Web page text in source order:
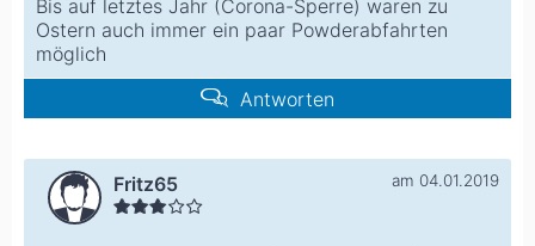
Bis auf letztes Jahr (Corona-Sperre) waren zu
Ostern auch immer ein paar Powderabfahrten
möglich
Antworten
Fritz65 am 04.01.2019